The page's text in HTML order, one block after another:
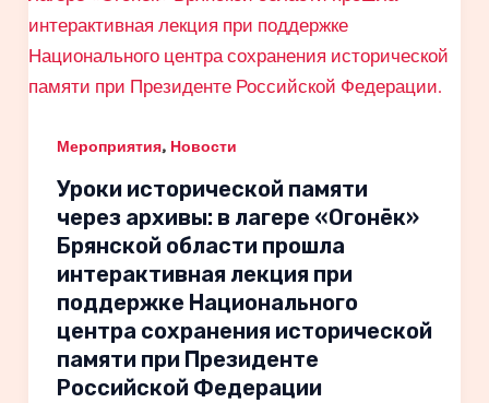
Мероприятия, Новости
Уроки исторической памяти
через архивы: в лагере «Огонёк»
Брянской области прошла
интерактивная лекция при
поддержке Национального
центра сохранения исторической
памяти при Президенте
Российской Федерации